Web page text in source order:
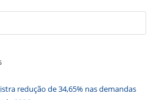
at
s
p
ss
e
er
tF
ri
dl
a
redução de 34,65% nas demandas